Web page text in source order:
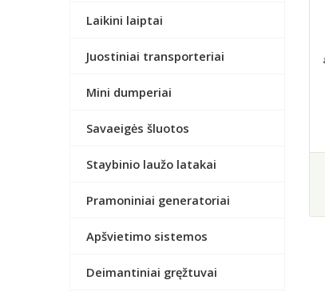
Laikini laiptai
Juostiniai transporteriai
Mini dumperiai
Savaeigės šluotos
Staybinio laužo latakai
Pramoniniai generatoriai
Apšvietimo sistemos
Deimantiniai gręžtuvai